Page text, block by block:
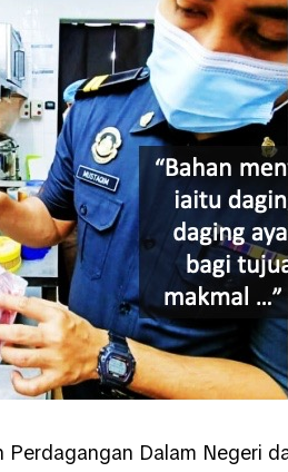
Perdagangan Dalam Negeri